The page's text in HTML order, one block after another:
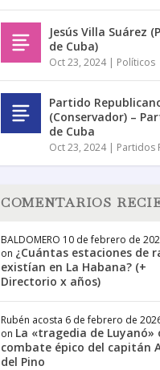
Jesús Villa Suárez
de Cuba)
Oct 23, 2024| Políticos
Partido
(Conservador) –
de Cuba
Oct 23, 2024| Partidos
COMENTARIOS
BALDOMERO 10 de febrero de
on ¿Cuántas estaciones de
existían en La Habana? (+
Directorio x años)
Rubén acosta 6 de febrero de
on La «tragedia de Luyanó»
combate épico del capitán
del Pino